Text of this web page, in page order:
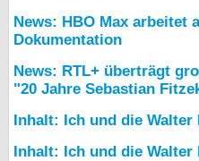
News: HBO Max arbeitet
Dokumentation
News: RTL+ überträgt
"20 Jahre Sebastian
Inhalt: Ich und die
Inhalt: Ich und die